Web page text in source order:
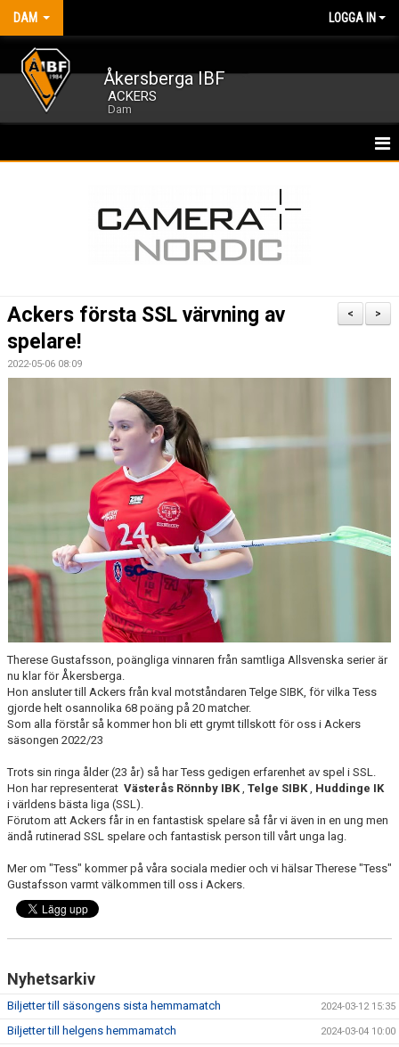
DAM LOGGA IN
Åkersberga IBF
ACKERS
Dam
TRUPPEN
BILDGALLERI
KONTAKT
>
<
Ackers första SSL värvning av
spelare!
2022-05-06 08:09
Therese Gustafsson, poängliga vinnaren från samtliga Allsvenska serier är
nu klar för Åkersberga.
Hon ansluter till Ackers från kval motståndaren Telge SIBK, för vilka Tess
gjorde helt osannolika 68 poäng på 20 matcher.
Som alla förstår så kommer hon bli ett grymt tillskott för oss i Ackers
säsongen 2022/23
Trots sin ringa ålder (23 år) så har Tess gedigen erfarenhet av spel i SSL.
Hon har representerat Västerås Rönnby IBK Telge SIBK
Huddinge IK
i världens bästa liga (SSL).
Förutom att Ackers får in en fantastisk spelare så får vi även in en ung men
ändå rutinerad SSL spelare och fantastisk person till vårt unga lag.
Mer om "Tess" kommer på våra sociala medier och vi hälsar Therese "Tess"
Gustafsson varmt välkommen till oss i Ackers.
Nyhetsarkiv
Biljetter till säsongens sista hemmamatch 2024-03-12 15:35
Biljetter till helgens hemmamatch 2024-03-04 10:00